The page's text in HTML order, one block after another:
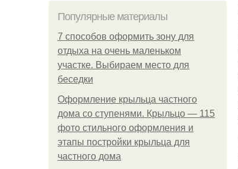
Популярные материалы
7 способов оформить зону для
отдыха на очень маленьком
участке. Выбираем место для
беседки
Оформление крыльца частного
дома со ступенями. Крыльцо — 115
фото стильного оформления и
этапы постройки крыльца для
частного дома